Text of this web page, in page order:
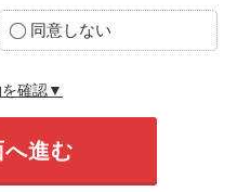
同意しない
確認▼